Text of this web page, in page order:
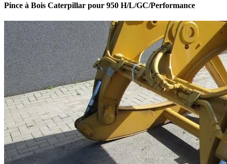
Pince à Bois Caterpillar pour 950 H/L/GC/Performance